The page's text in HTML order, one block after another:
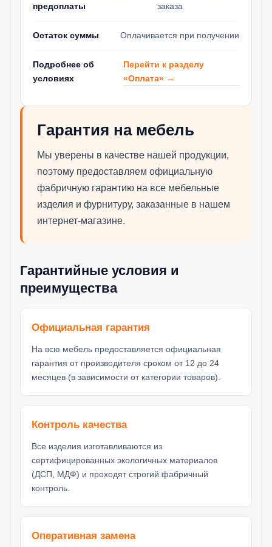
предоплаты
заказа
Остаток суммы Оплачивается при получении
Подробнее об
условиях
Перейти к разделу
«Оплата» →
Гарантия на мебель
Мы уверены в качестве нашей продукции,
поэтому предоставляем официальную
фабричную гарантию на все мебельные
изделия и фурнитуру, заказанные в нашем
интернет-магазине.
Гарантийные условия и
преимущества
Официальная гарантия
На всю мебель предоставляется официальная
гарантия от производителя сроком от 12 до 24
месяцев (в зависимости от категории товаров).
Контроль качества
Все изделия изготавливаются из
сертифицированных экологичных материалов
(ДСП, МДФ) и проходят строгий фабричный
контроль.
Оперативная замена